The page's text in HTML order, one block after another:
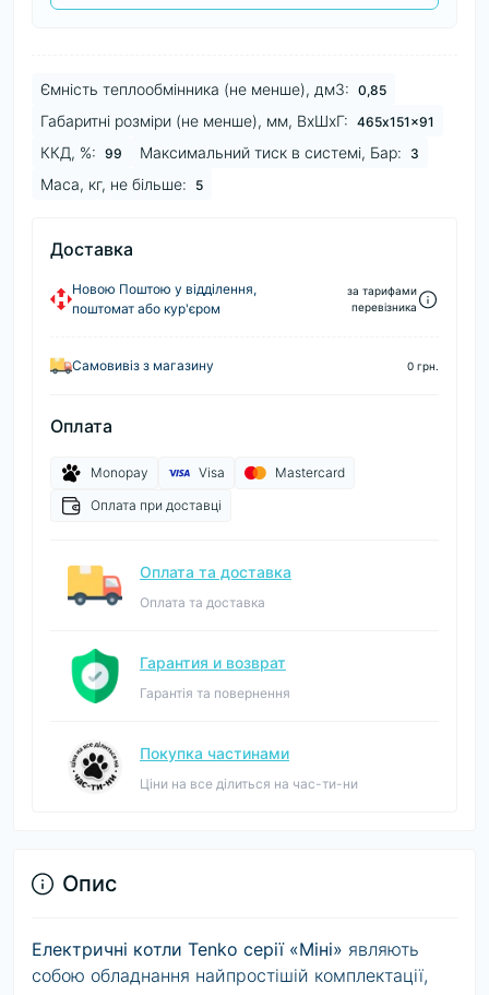
Ємність теплообмінника (не менше), дм3: 0,85
Габаритні розміри (не менше), мм, ВхШхГ: 465x151x91
ККД, %: 99 Максимальний тиск в системі, Бар: 3
Маса, кг, не більше: 5
Доставка
Новою Поштою у відділення,
поштомат або кур'єром
за тарифами
перевізника
Самовивіз з магазину 0 грн.
Оплата
Monopay Visa
Mastercard
Оплата при доставці
Оплата та доставка
Оплата та доставка
Гарантия и возврат
Гарантія та повернення
Покупка частинами
Ціни на все ділиться на час-ти-ни
Опис
Електричні котли Tenko серії «Міні» являють
собою обладнання найпростішій комплектації,